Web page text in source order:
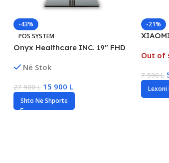
-43%
POS SYSTEM
Onyx Healthcare INC. 19″ FHD
Intel i7, 8GB RAM, 256GB SSD
Në Stok
27 900L 15 900 L
Shto Në Shporte
-21%
Out of
7 590L
Lexoni